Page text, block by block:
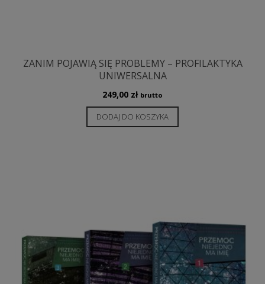
ZANIM POJAWIĄ SIĘ PROBLEMY – PROFILAKTYKA
UNIWERSALNA
249,00 zł brutto
DODAJ DO KOSZYKA